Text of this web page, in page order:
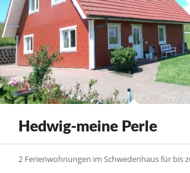
Hedwig-meine Perle
2 Ferienwohnungen im Schwedenhaus für bis